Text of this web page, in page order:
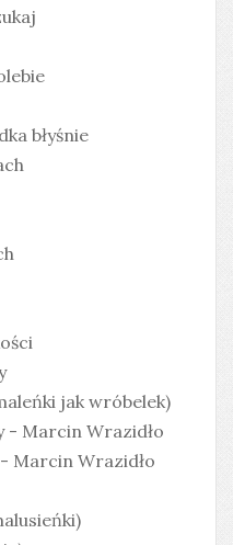
błyśnie
jak wróbelek)
- Marcin Wrazidło
Marcin Wrazidło